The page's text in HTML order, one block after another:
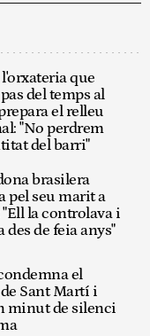
que
del temps al
el relleu
"No perdrem
del barri"
brasilera
pel seu marit a
la controlava i
des de feia anys"
el
Sant Martí i
minut de silenci